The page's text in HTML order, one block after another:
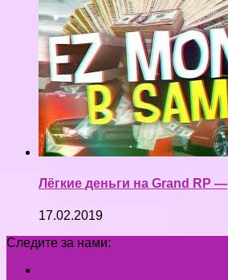
Лёгкие деньги на Grand RP —
17.02.2019
Следите за нами: